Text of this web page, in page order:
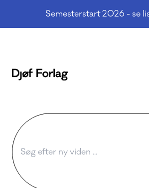
Semesterstart 2026 - se